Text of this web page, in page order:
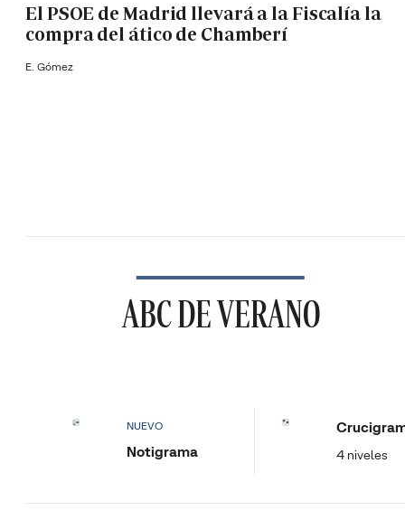
El PSOE de Madrid llevará a la Fiscalía la
compra del ático de Chamberí
E. Gómez
ABC DE VERANO
NUEVO
Notigrama 4 niveles